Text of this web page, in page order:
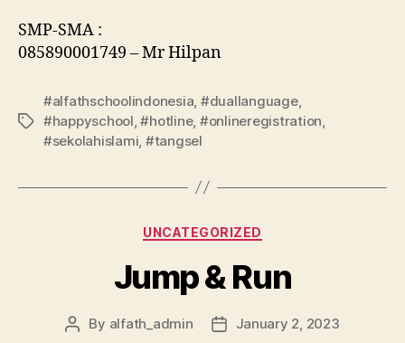
SMP-SMA :
085890001749 – Mr Hilpan
#alfathschoolindonesia, #duallanguage,
#happyschool,#hotline, #onlineregistration,
#sekolahislami, #tangsel
UNCATEGORIZED
Jump & Run
By alfath_admin
January 2, 2023